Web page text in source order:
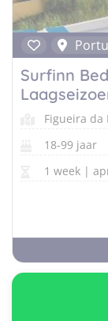
Surfinn
Figueira da
18-99 jaar
1 week |